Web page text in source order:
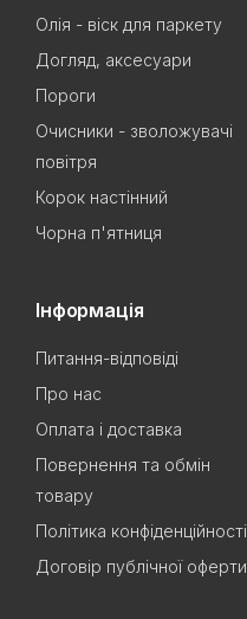
Олія - віск для паркету
Догляд, аксесуари
Пороги
Очисники - зволожувачі
повітря
Корок настінний
Чорна п'ятниця
Інформація
Питання-відповіді
Про нас
Оплата і доставка
Повернення та обмін
товару
Політика конфіденційності
Договір публічної оферти